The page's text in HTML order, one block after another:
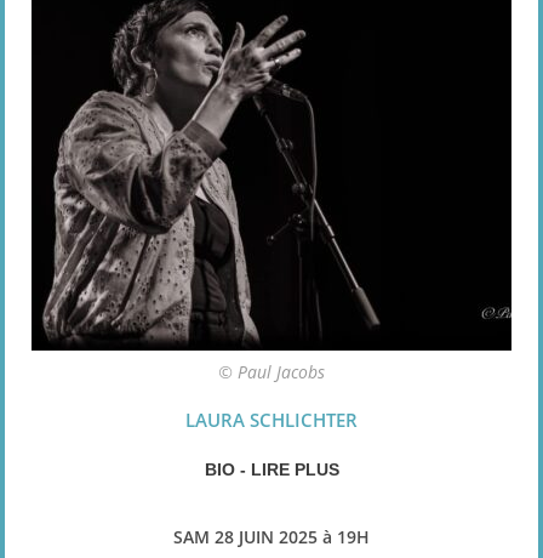
© Paul Jacobs
LAURA SCHLICHTER
BIO - LIRE PLUS
SAM 28 JUIN 2025 à 19H